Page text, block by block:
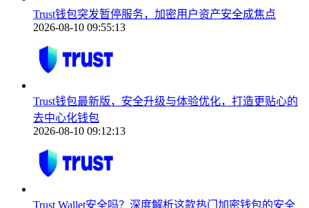
Trust钱包突发暂停服务，加密用户资产安全成焦点
2026-08-10 09:55:13
Trust钱包最新版，安全升级与体验优化，打造更贴心的
去中心化钱包
2026-08-10 09:12:13
Trust Wallet安全吗？深度解析这款热门加密钱包的安全